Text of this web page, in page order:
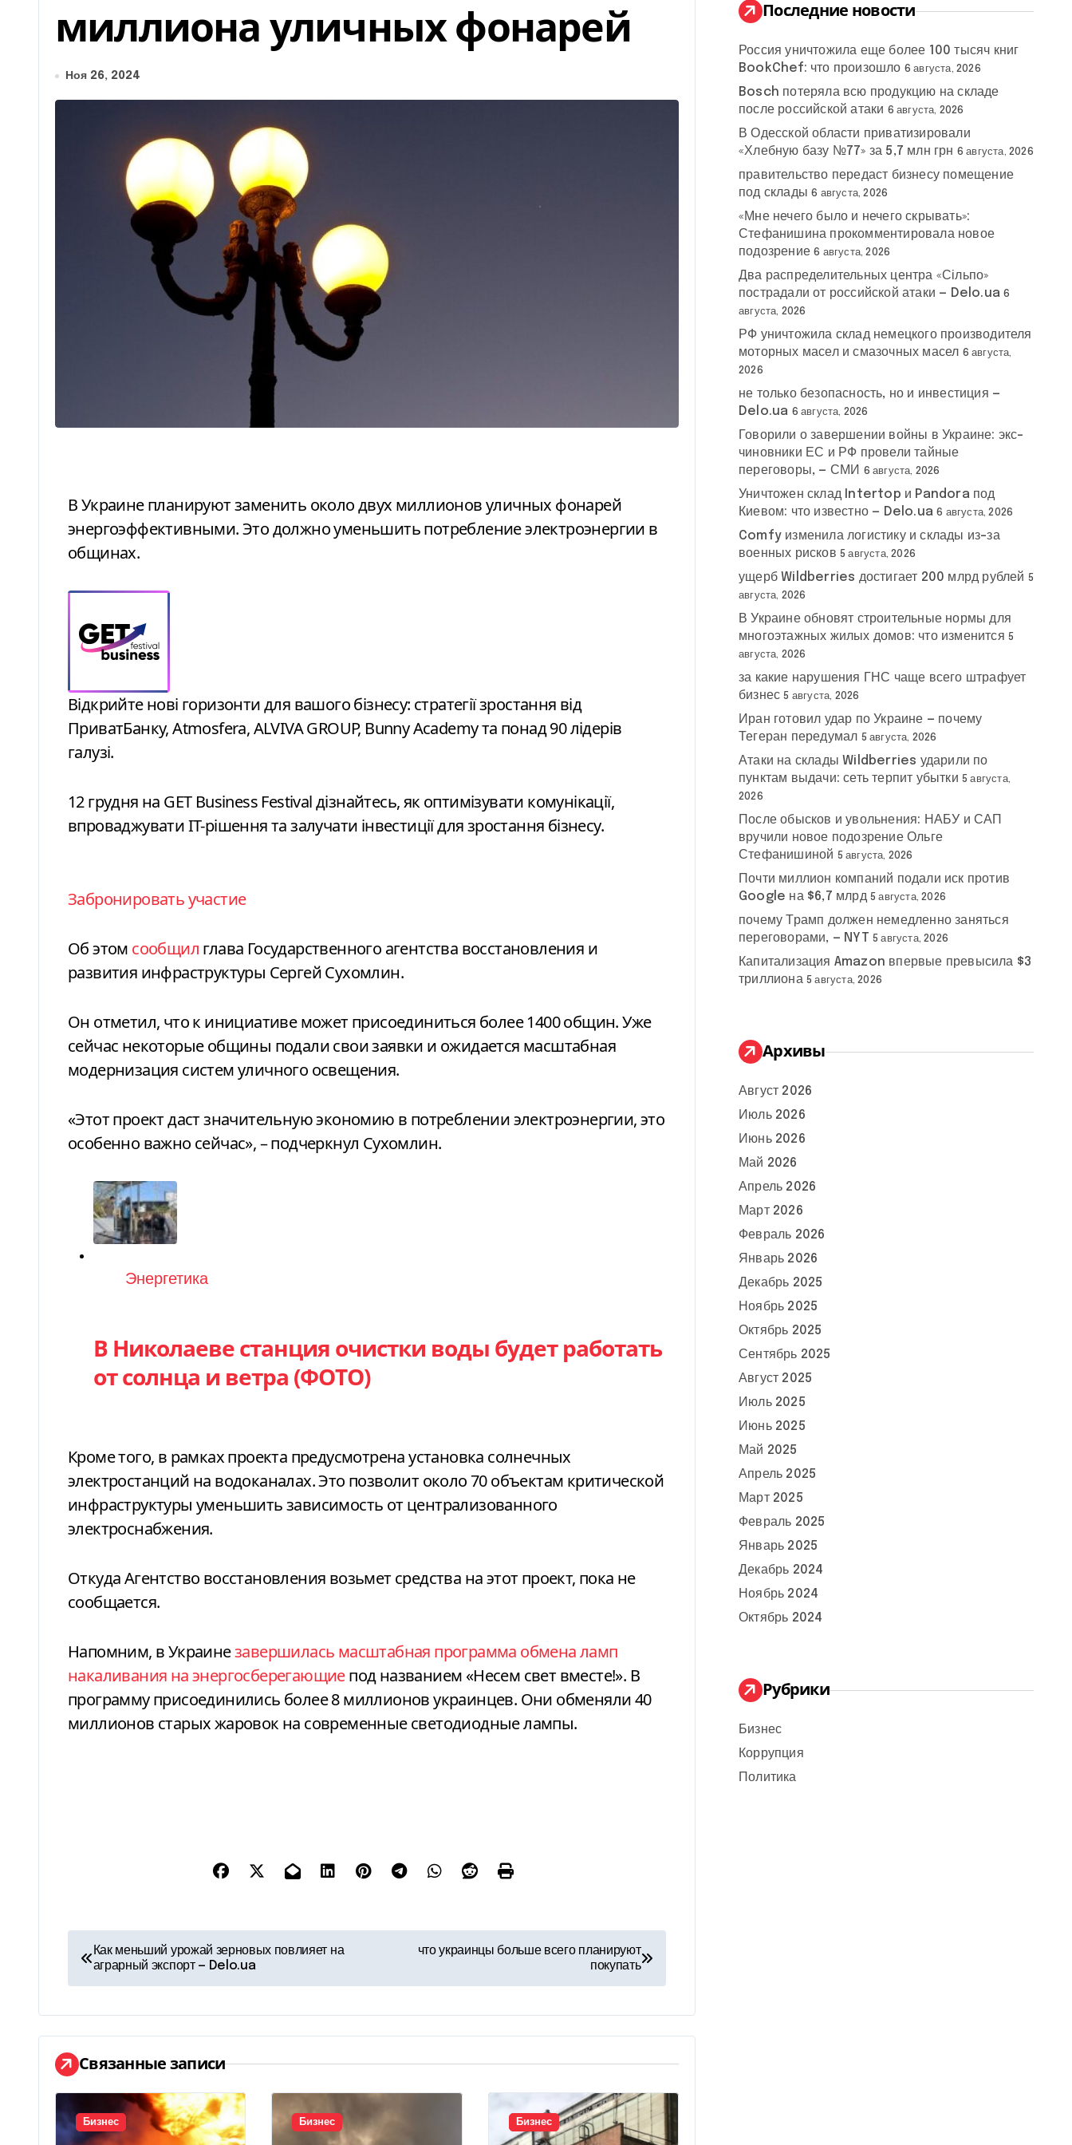
миллиона уличных фонарей
Ноя 26, 2024
В Украине планируют заменить около двух миллионов уличных фонарей
энергоэффективными. Это должно уменьшить потребление электроэнергии в
общинах.
Відкрийте нові горизонти для вашого бізнесу: стратегії зростання від
ПриватБанку, Atmosfera, ALVIVA GROUP, Bunny Academy та понад 90 лідерів
галузі.
12 грудня на GET Business Festival дізнайтесь, як оптимізувати комунікації,
впроваджувати ІТ-рішення та залучати інвестиції для зростання бізнесу.
Забронировать участие
Об этом сообщил глава Государственного агентства восстановления и
развития инфраструктуры Сергей Сухомлин.
Он отметил, что к инициативе может присоединиться более 1400 общин. Уже
сейчас некоторые общины подали свои заявки и ожидается масштабная
модернизация систем уличного освещения.
«Этот проект даст значительную экономию в потреблении электроэнергии, это
особенно важно сейчас», – подчеркнул Сухомлин.
Категория
Энергетика
В Николаеве станция очистки воды будет работать
от солнца и ветра (ФОТО)
Кроме того, в рамках проекта предусмотрена установка солнечных
электростанций на водоканалах. Это позволит около 70 объектам критической
инфраструктуры уменьшить зависимость от централизованного
электроснабжения.
Откуда Агентство восстановления возьмет средства на этот проект, пока не
сообщается.
Напомним, в Украинезавершилась масштабная программа обмена ламп
накаливания на энергосберегающиепод названием «Несем свет вместе!». В
программу присоединились более 8 миллионов украинцев. Они обменяли 40
миллионов старых жаровок на современные светодиодные лампы.
Н
а
в
и
г
а
Как меньший урожай зерновых повлияет на
аграрный экспорт — Delo.ua
что украинцы больше всего планируют
покупать
Связанные записи
Бизнес Бизнес Бизнес
:
Последние новости
Россия уничтожила еще более 100 тысяч книг
BookChef: что произошло 6 августа, 2026
Bosch потеряла всю продукцию на складе
после российской атаки 6 августа, 2026
В Одесской области приватизировали
«Хлебную базу №77» за 5,7 млн грн 6 августа, 2026
правительство передаст бизнесу помещение
под склады 6 августа, 2026
«Мне нечего было и нечего скрывать»:
Стефанишина прокомментировала новое
подозрение 6 августа, 2026
Два распределительных центра «Сільпо»
пострадали от российской атаки — Delo.ua 6
августа, 2026
РФ уничтожила склад немецкого производителя
моторных масел и смазочных масел 6 августа,
2026
не только безопасность, но и инвестиция —
Delo.ua 6 августа, 2026
Говорили о завершении войны в Украине: экс-
чиновники ЕС и РФ провели тайные
переговоры, — СМИ
6 августа, 2026
Уничтожен склад Intertop и Pandora под
Киевом: что известно — Delo.ua 6 августа, 2026
Comfy изменила логистику и склады из-за
военных рисков 5 августа, 2026
ущерб Wildberries достигает 200 млрд рублей 5
августа, 2026
В Украине обновят строительные нормы для
многоэтажных жилых домов: что изменится 5
августа, 2026
за какие нарушения ГНС чаще всего штрафует
бизнес 5 августа, 2026
Иран готовил удар по Украине — почему
Тегеран передумал 5 августа, 2026
Атаки на склады Wildberries ударили по
пунктам выдачи: сеть терпит убытки 5 августа,
2026
После обысков и увольнения: НАБУ и САП
вручили новое подозрение Ольге
Стефанишиной 5 августа, 2026
Почти миллион компаний подали иск против
Google на $6,7 млрд 5 августа, 2026
почему Трамп должен немедленно заняться
переговорами, — NYT 5 августа, 2026
Капитализация Amazon впервые превысила $3
триллиона 5 августа, 2026
Архивы
Август 2026
Июль 2026
Июнь 2026
Май 2026
Апрель 2026
Март 2026
Февраль 2026
Январь 2026
Декабрь 2025
Ноябрь 2025
Октябрь 2025
Сентябрь 2025
Август 2025
Июль 2025
Июнь 2025
Май 2025
Апрель 2025
Март 2025
Февраль 2025
Январь 2025
Декабрь 2024
Ноябрь 2024
Октябрь 2024
Рубрики
Бизнес
Коррупция
Политика